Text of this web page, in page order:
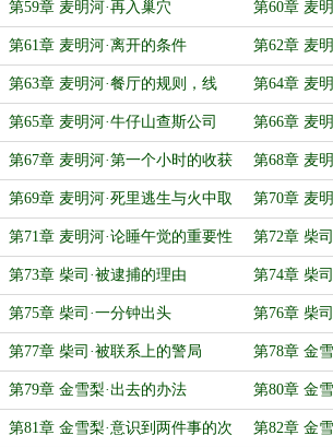
第59章 麦明河·再入巢穴 第60章 麦
第61章 麦明河·离开的条件 第62章 麦
的脸
第63章 麦明河·餐厅的规则，线
索，与提示
第64章 麦
话啊
第65章 麦明河·牛仔山查斯公司 第66章 麦
第67章 麦明河·第一个小时的收获 第68章 麦
第69章 麦明河·死里逃生与火中取
栗
第70章 麦
第71章 麦明河·论睡午觉的重要性 第72章 柴
第73章 柴司·被逮捕的理由 第74章 柴
案
第75章 柴司·一分钟出头 第76章 柴
第77章 柴司·被联系上的警局 第78章 金
第79章 金雪梨·出去的办法 第80章 金
第81章 金雪梨·意识到两件事的次 第82章 金